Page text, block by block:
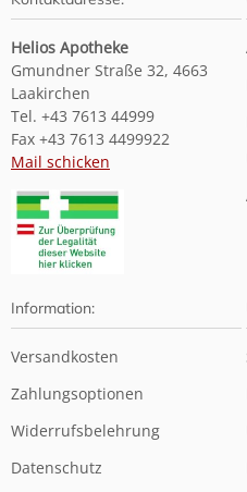
Helios Apotheke
Gmundner Straße 32, 4663
Laakirchen
Tel. +43 7613 44999
Fax +43 7613 4499922
Mail schicken
Information:
Versandkosten
Zahlungsoptionen
Widerrufsbelehrung
Datenschutz